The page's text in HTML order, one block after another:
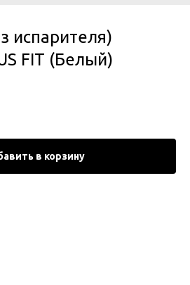
испарителя)
FIT (Белый)
в корзину